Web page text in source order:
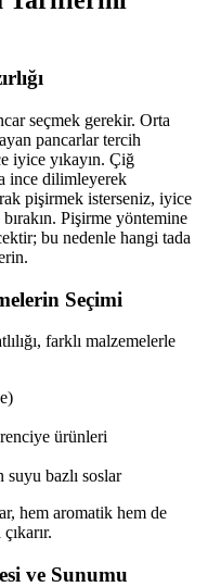
seçmek gerekir. Orta
pancarlar tercih
iyice yıkayın. Çiğ
ince dilimleyerek
pişirmek isterseniz, iyice
Pişirme yöntemine
bu nedenle hangi tada
Seçimi
farklı malzemelerle
ürünleri
bazlı soslar
hem aromatik hem de
ve Sunumu